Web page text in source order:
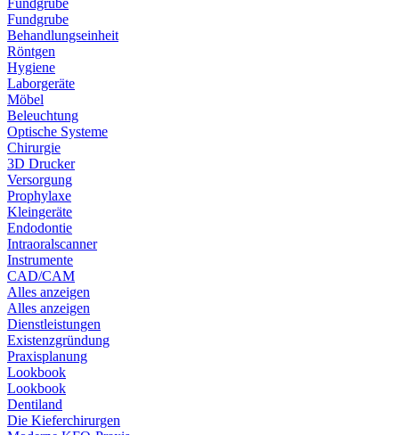
Fundgrube
Fundgrube
Behandlungseinheit
Röntgen
Hygiene
Laborgeräte
Möbel
Beleuchtung
Optische Systeme
Chirurgie
3D Drucker
Versorgung
Prophylaxe
Kleingeräte
Endodontie
Intraoralscanner
Instrumente
CAD/CAM
Alles anzeigen
Alles anzeigen
Dienstleistungen
Existenzgründung
Praxisplanung
Lookbook
Lookbook
Dentiland
Die Kieferchirurgen